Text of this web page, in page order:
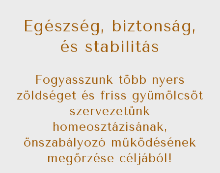
Egészség, biztonság,
és stabilitás
Fogyasszunk több nyers
zöldséget és friss gyümölcsöt
szervezetünk
homeosztázisának,
önszabályozó működésének
megőrzése céljából!